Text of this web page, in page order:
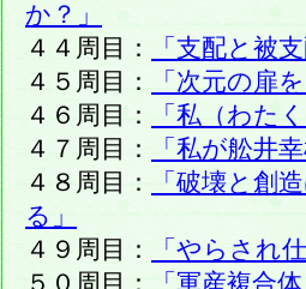
か？」
４４周目：
「支配と被
４５周目：
「次元の扉
４６周目：
「私（わた
４７周目：
「私が舩井
４８周目：
「破壊と創
る」
４９周目：
「やらされ
５０周目：
「軍産複合